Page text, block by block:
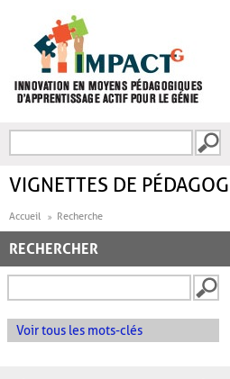
FORMULAIRE DE
VIGNETTES DE
Accueil Recherche
RECHERCHER
Voir tous les mots-clés